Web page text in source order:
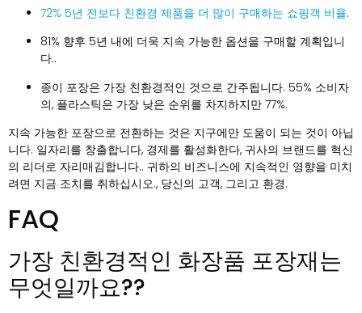
72% 5년 전보다 친환경 제품을 더 많이 구매하는 쇼핑객 비율.
81% 향후 5년 내에 더욱 지속 가능한 옵션을 구매할 계획입니
다..
종이 포장은 가장 친환경적인 것으로 간주됩니다. 55% 소비자
의, 플라스틱은 가장 낮은 순위를 차지하지만 77%.
지속 가능한 포장으로 전환하는 것은 지구에만 도움이 되는 것이 아닙
니다. 일자리를 창출합니다, 경제를 활성화한다, 귀사의 브랜드를 혁신
의 리더로 자리매김합니다.. 귀하의 비즈니스에 지속적인 영향을 미치
려면 지금 조치를 취하십시오., 당신의 고객, 그리고 환경.
FAQ
가장 친환경적인 화장품 포장재는
무엇일까요??